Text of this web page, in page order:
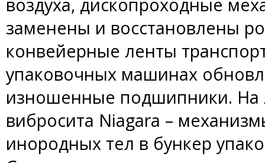
заменены и восстановлены
конвейерные ленты
упаковочных машинах
изношенные подшипники.
вибросита Niagara –
инородных тел в бункер